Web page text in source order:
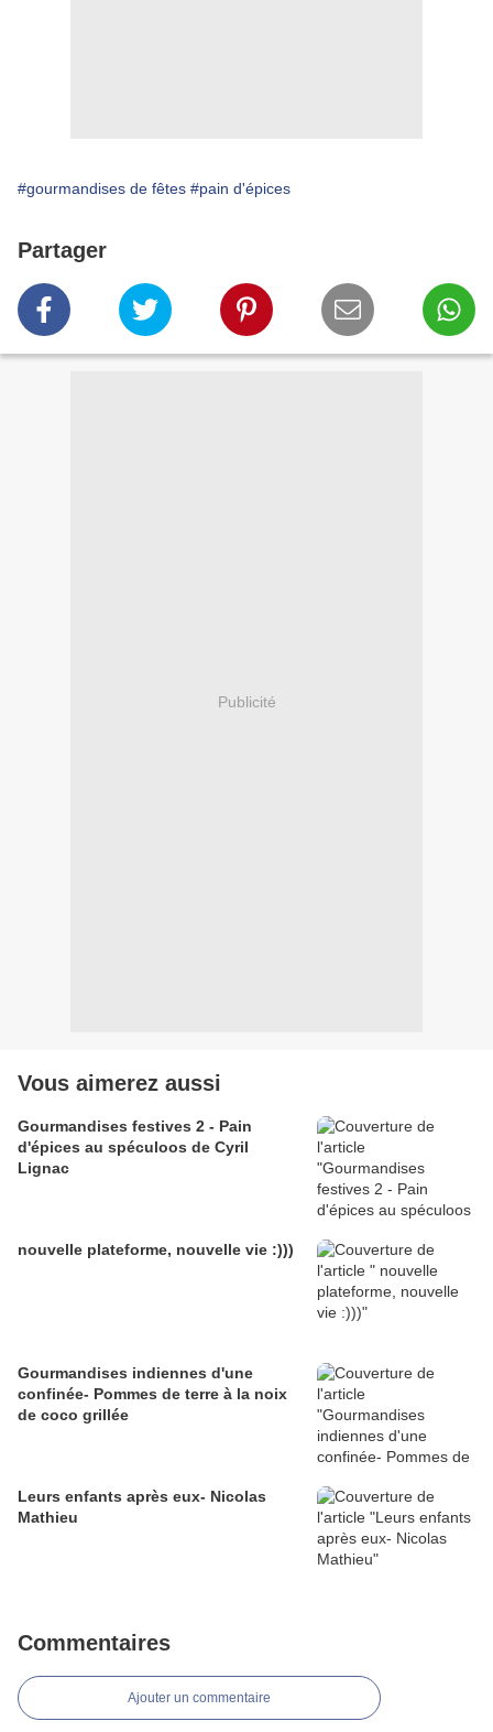
#gourmandises de fêtes #pain d'épices
Partager
Publicité
Vous aimerez aussi
Gourmandises festives 2 - Pain
d'épices au spéculoos de Cyril
Lignac
nouvelle plateforme, nouvelle vie :)))
Gourmandises indiennes d'une
confinée- Pommes de terre à la noix
de coco grillée
Leurs enfants après eux- Nicolas
Mathieu
Commentaires
Ajouter un commentaire